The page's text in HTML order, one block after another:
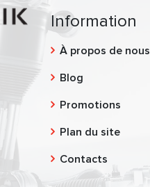
Information
À propos de nous
Blog
Promotions
Plan du site
Contacts